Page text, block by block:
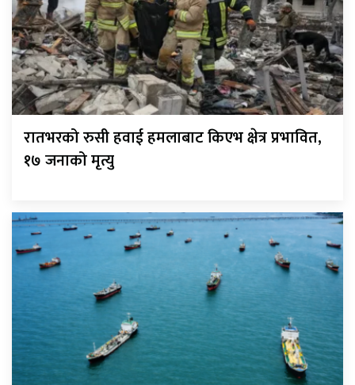
रातभरको रुसी हवाई हमलाबाट किएभ क्षेत्र प्रभावित,
१७ जनाको मृत्यु